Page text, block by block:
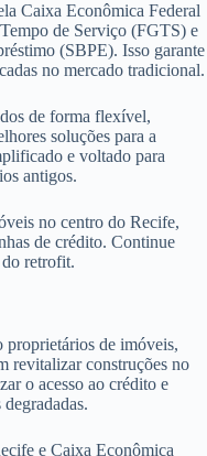
Caixa Econômica Federal
de Serviço (FGTS) e
(SBPE). Isso garante
no mercado tradicional.
de forma flexível,
soluções para a
e voltado para
antigos.
no centro do Recife,
de crédito. Continue
do retrofit.
proprietários de imóveis,
revitalizar construções no
o acesso ao crédito e
e Caixa Econômica